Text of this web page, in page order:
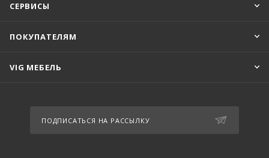
СЕРВИСЫ
ПОКУПАТЕЛЯМ
VIG МЕБЕЛЬ
ПОДПИСАТЬСЯ НА РАССЫЛКУ